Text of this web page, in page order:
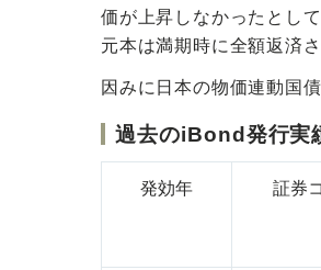
価が上昇しなかったとし
元本は満期時に全額返済さ
因みに日本の物価連動国
過去のiBond発行実
発効年 証券